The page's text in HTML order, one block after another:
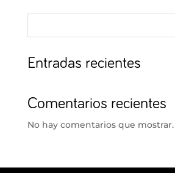
Entradas recientes
Comentarios recientes
No hay comentarios que mostrar.